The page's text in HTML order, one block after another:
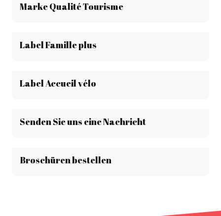
Marke Qualité Tourisme
Label Famille plus
Label Accueil vélo
Senden Sie uns eine Nachricht
Broschüren bestellen